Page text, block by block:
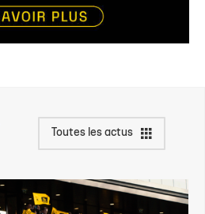
Toutes les actus